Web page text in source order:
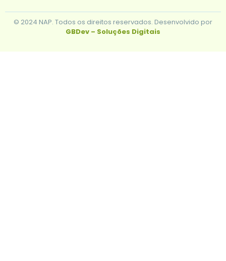
© 2024 NAP. Todos os direitos reservados. Desenvolvido por
GBDev – Soluções Digitais